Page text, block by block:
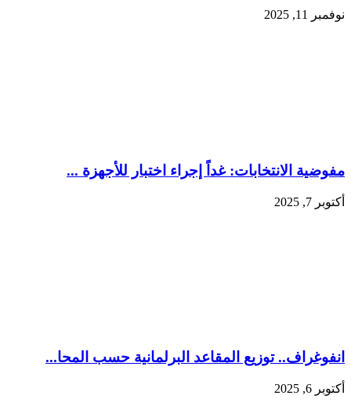
نوفمبر 11, 2025
مفوضية الانتخابات: غداً إجراء اختبار للأجهزة ...
أكتوبر 7, 2025
انفوغراف.. توزيع المقاعد البرلمانية حسب المحا...
أكتوبر 6, 2025